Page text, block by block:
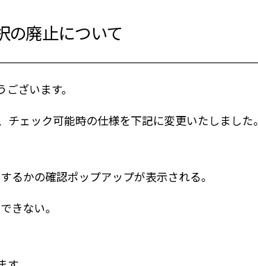
の廃止について
ざいます。
ェック可能時の仕様を下記に変更いたしました。
るかの確認ポップアップが表示される。
きない。